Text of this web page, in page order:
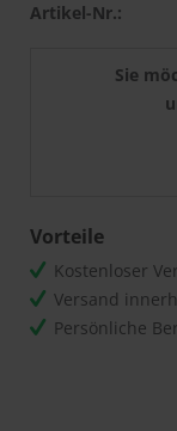
Artikel-Nr.:
Sie
Vorteile
Kostenloser
Versand
Persönliche